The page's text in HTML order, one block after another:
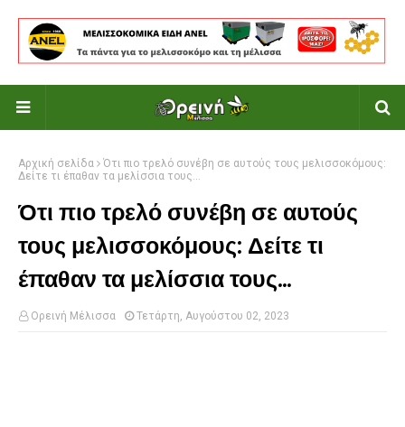
Αρχική σελίδα
Ότι πιο τρελό συνέβη σε αυτούς τους μελισσοκόμους:
Δείτε τι έπαθαν τα μελίσσια τους...
Ότι πιο τρελό συνέβη σε αυτούς
τους μελισσοκόμους: Δείτε τι
έπαθαν τα μελίσσια τους...
Ορεινή Μέλισσα Τετάρτη, Αυγούστου 02, 2023